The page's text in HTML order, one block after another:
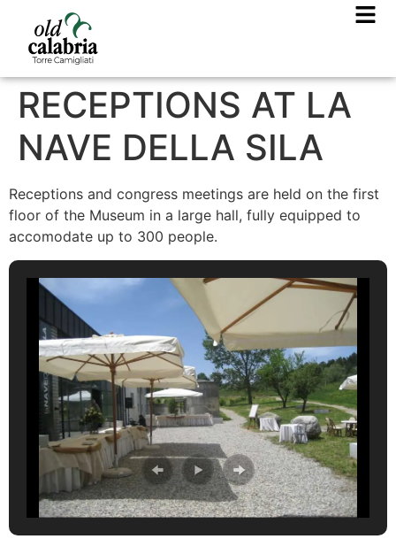
RECEPTIONS AT LA
NAVE DELLA SILA
Receptions and congress meetings are held on the first
floor of the Museum in a large hall, fully equipped to
accomodate up to 300 people.